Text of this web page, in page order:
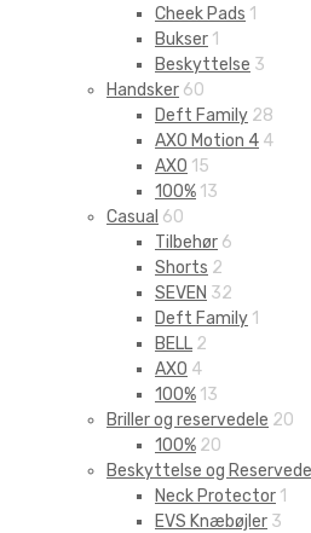
Cheek Pads 1
Bukser 1
Beskyttelse 3
Handsker 60
Deft Family 28
AXO Motion 4 4
AXO 15
100% 13
Casual 60
Tilbehør 6
Shorts 2
SEVEN 32
Deft Family 1
BELL 2
AXO 4
100% 13
Briller og reservedele 20
100% 20
Beskyttelse og
Neck Protector 1
EVS Knæbøjler 3